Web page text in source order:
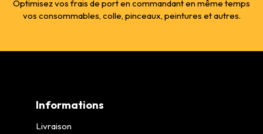
Optimisez vos frais de port en commandant en même temps
vos consommables, colle, pinceaux, peintures et autres.
Informations
Livraison